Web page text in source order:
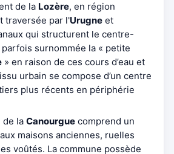
de la Lozère, en région
traversée par l'Urugne et
qui structurent le centre-
surnommée la « petite
» en raison de ces cours d’eau et
urbain se compose d’un centre
plus récents en périphérie
de la Canourgue comprend un
maisons anciennes, ruelles
voûtés. La commune possède